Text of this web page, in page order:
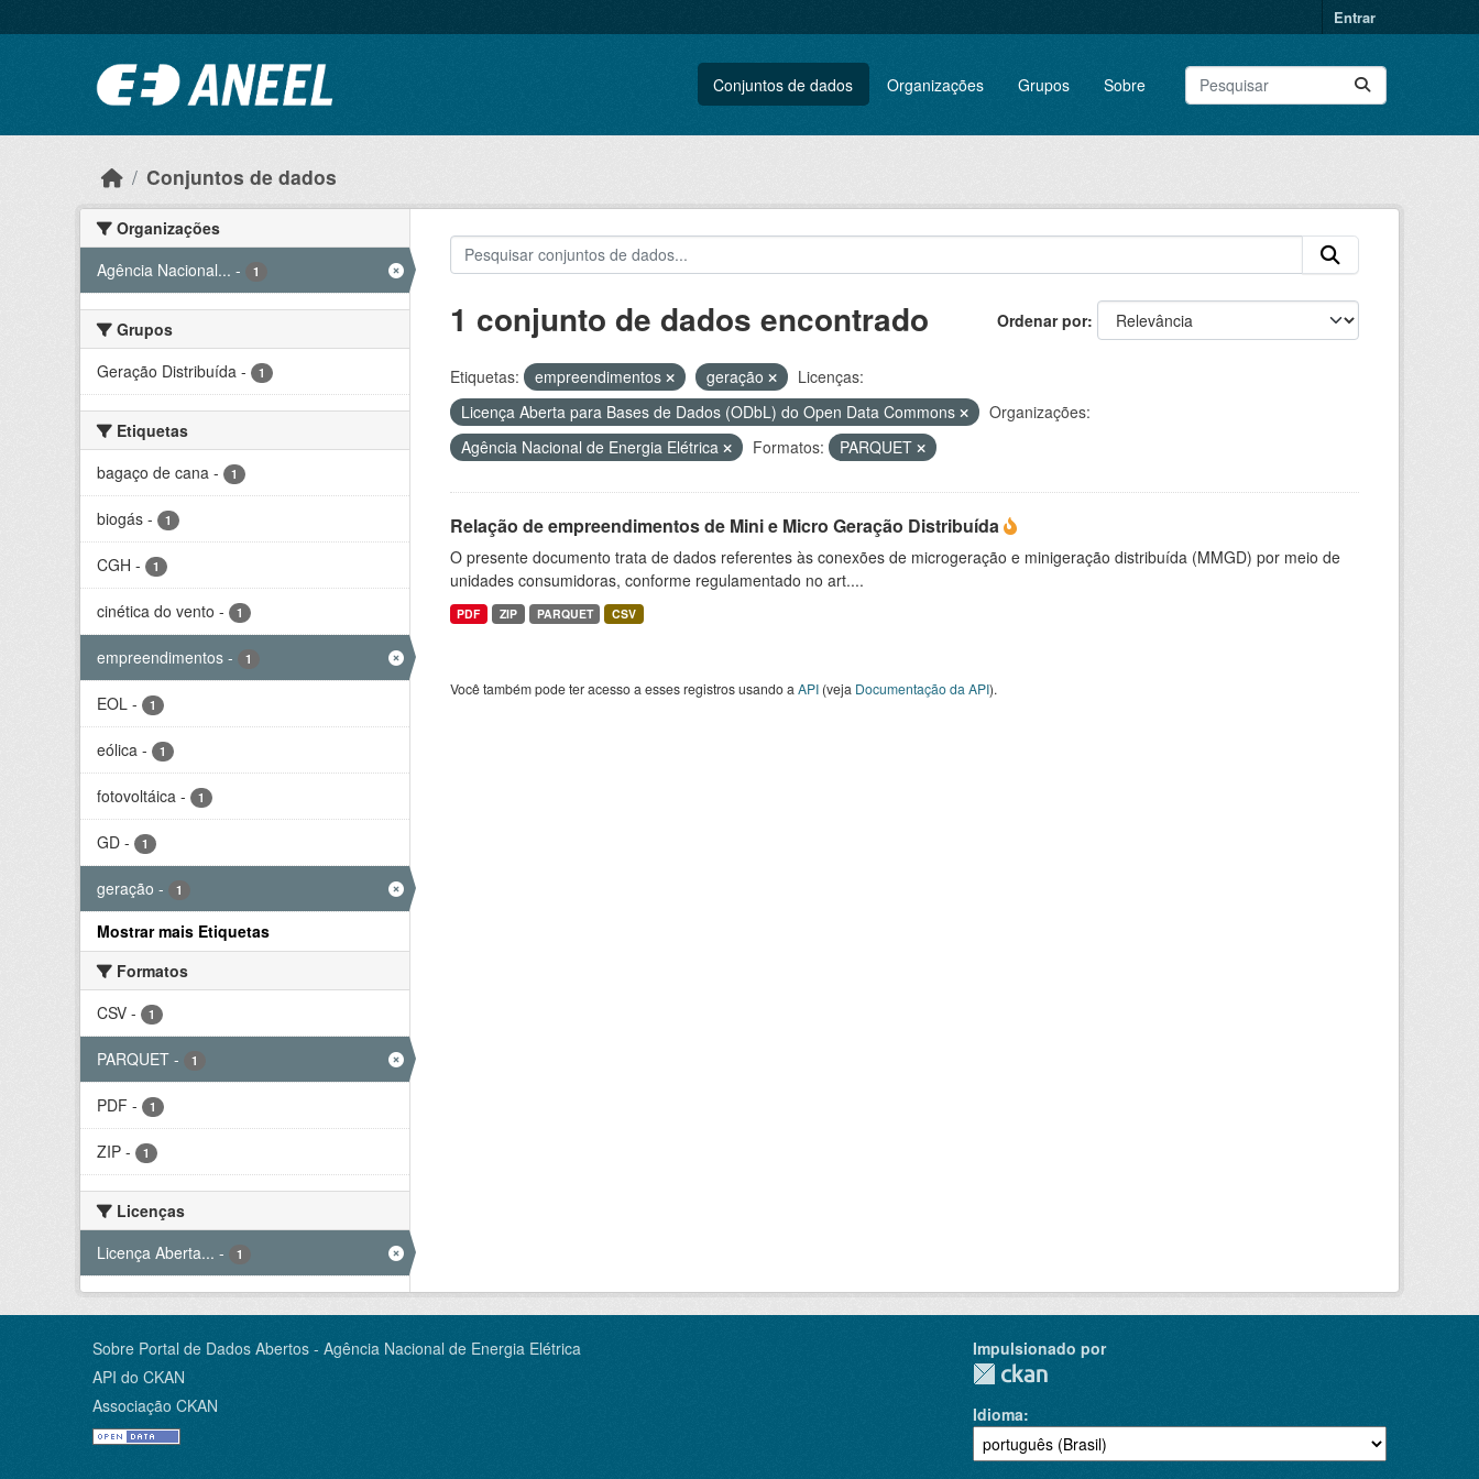
Entrar
Conjuntos de dados Organizações Grupos Sobre
Conjuntos de dados
Organizações
Agência Nacional... - 1
Grupos
Geração Distribuída - 1
Etiquetas
bagaço de cana - 1
biogás - 1
CGH - 1
cinética do vento - 1
empreendimentos - 1
EOL - 1
eólica - 1
fotovoltáica - 1
GD - 1
geração - 1
Mostrar mais Etiquetas
Formatos
CSV - 1
PARQUET - 1
PDF - 1
ZIP - 1
Licenças
Licença Aberta... - 1
Ordenar por
1 conjunto de dados encontrado
Etiquetas: empreendimentos geração
Licenças:
Licença Aberta para Bases de Dados (ODbL) do Open Data Commons
Organizações:
Agência Nacional de Energia Elétrica
Formatos: PARQUET
Relação de empreendimentos de Mini e Micro Geração Distribuída
O presente documento trata de dados referentes às conexões de microgeração e minigeração distribuída (MMGD) por meio de
unidades consumidoras, conforme regulamentado no art....
PDF ZIP PARQUET CSV
Você também pode ter acesso a esses registros usando a API(veja Documentação da API).
Sobre Portal de Dados Abertos - Agência Nacional de Energia Elétrica
API do CKAN
Associação CKAN
Impulsionado por
Idioma